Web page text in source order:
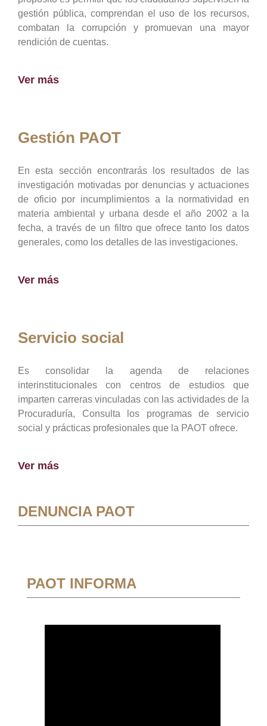
gestión pública, comprendan el uso de los recursos,
combatan la corrupción y promuevan una mayor
rendición de cuentas.
Ver más
Gestión PAOT
En esta sección encontrarás los resultados de las
investigación motivadas por denuncias y actuaciones
de oficio por incumplimientos a la normatividad en
materia ambiental y urbana desde el año 2002 a la
fecha, a través de un filtro que ofrece tanto los datos
generales, como los detalles de las investigaciones.
Ver más
Servicio social
Es consolidar la agenda de relaciones
interinstitucionales con centros de estudios que
imparten carreras vinculadas con las actividades de la
Procuraduría, Consulta los programas de servicio
social y prácticas profesionales que la PAOT ofrece.
Ver más
DENUNCIA PAOT
PAOT INFORMA